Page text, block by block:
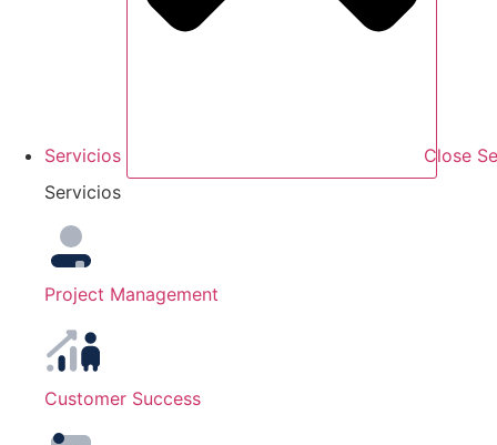
Servicios
Close
Servicios
Project Management
Customer Success